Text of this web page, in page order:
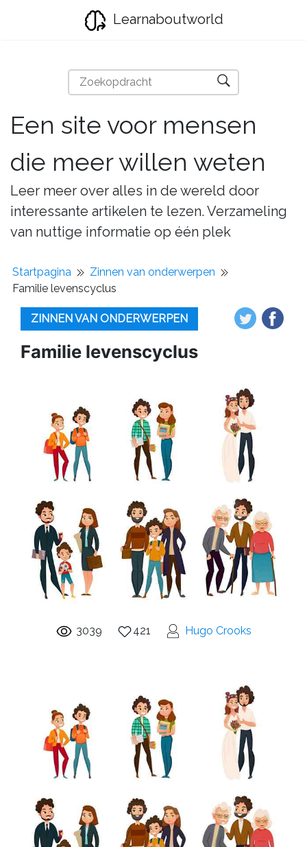
Learnaboutworld
Een site voor mensen
die meer willen weten
Leer meer over alles in de wereld door
interessante artikelen te lezen. Verzameling
van nuttige informatie op één plek
Startpagina
Zinnen van onderwerpen
Familie levenscyclus
ZINNEN VAN ONDERWERPEN
Familie levenscyclus
3039 421 Hugo Crooks